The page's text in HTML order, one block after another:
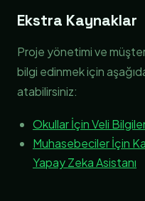
Ekstra Kaynaklar
Proje yönetimi ve
bilgi edinmek için
atabilirsiniz:
Okullar İçin Veli
Muhasebeciler İçin
Yapay Zeka Asistanı